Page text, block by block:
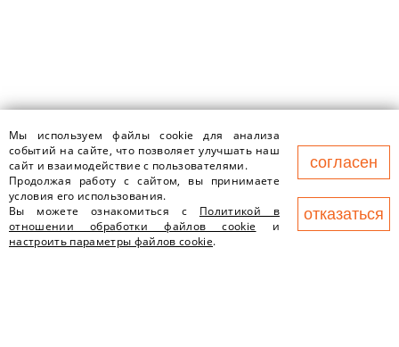
О НАС
220125, г.Минск, пр-т
Независимости,177, пом.1в
(БЦ "Порт")
contact@newland.by
Мы используем файлы cookie для анализа
событий на сайте, что позволяет улучшать наш
сайт и взаимодействие с пользователями.
Продолжая работу с сайтом, вы принимаете
условия его использования.
Вы можете ознакомиться с Политикой в
отношении обработки файлов cookie и
настроить параметры файлов cookie.
согласен
отказаться